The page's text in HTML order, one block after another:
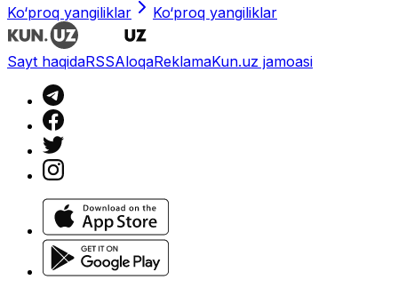
Ko‘proq yangiliklar Ko‘proq yangiliklar
Sayt haqidaRSSAloqaReklamaKun.uz jamoasi